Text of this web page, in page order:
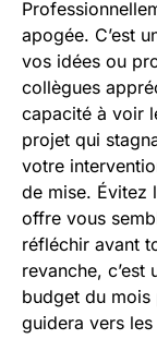
apogée. C’est
vos idées ou
collègues
capacité à voir
projet qui
votre
de mise. Évitez
offre vous
réfléchir avant
revanche,
budget du mois
guidera vers